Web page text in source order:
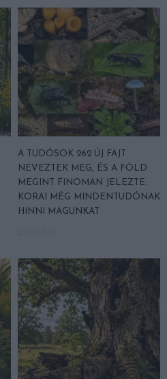
A TUDÓSOK 262 ÚJ FAJT
NEVEZTEK MEG, ÉS A FÖLD
MEGINT FINOMAN JELEZTE:
KORAI MÉG MINDENTUDÓNAK
HINNI MAGUNKAT